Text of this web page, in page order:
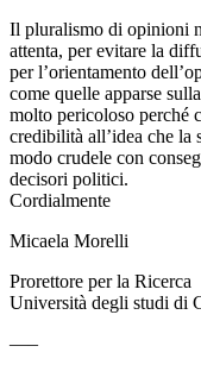
Il pluralismo di opinioni
attenta, per evitare la
per l’orientamento
come quelle apparse
molto pericoloso perché
credibilità all’idea che la
modo crudele con
decisori politici.
Cordialmente
Micaela Morelli
Prorettore per la Ricerca
Università degli studi di
—–